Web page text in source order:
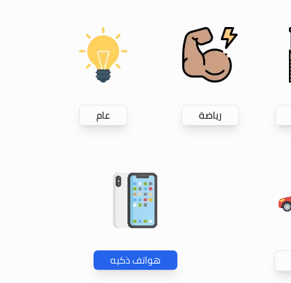
رياضة عام
هواتف ذكيه